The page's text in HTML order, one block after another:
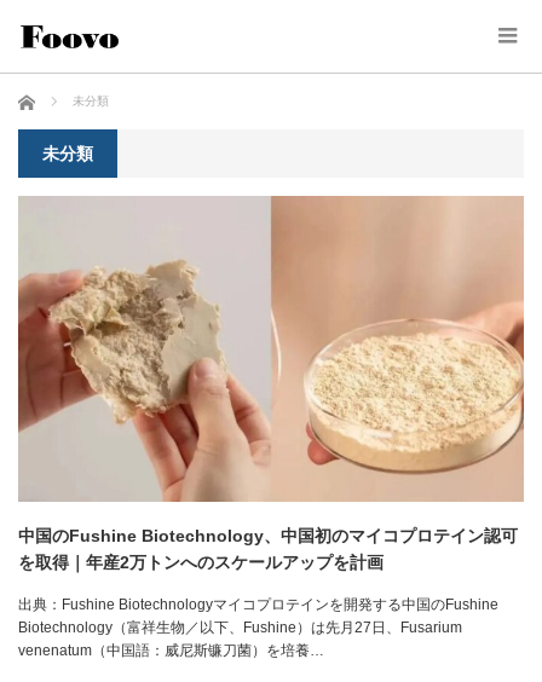
ホーム 未分類
未分類
中国のFushine Biotechnology、中国初のマイコプロテイン認可
を取得｜年産2万トンへのスケールアップを計画
出典：Fushine Biotechnologyマイコプロテインを開発する中国のFushine
Biotechnology（富祥生物／以下、Fushine）は先月27日、Fusarium
venenatum（中国語：威尼斯镰刀菌）を培養…